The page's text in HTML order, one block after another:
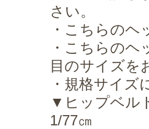
さい。
・こちらの
・こちらの
目のサイズを
・規格サイ
▼ヒップベル
1/77㎝